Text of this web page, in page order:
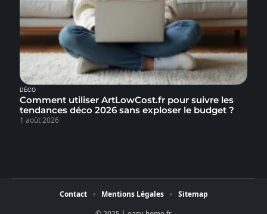
DÉCO
Comment utiliser ArtLowCost.fr pour suivre les
tendances déco 2026 sans exploser le budget ?
1 août 2026
Contact Mentions Légales Sitemap